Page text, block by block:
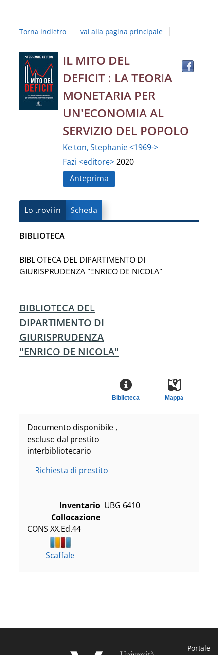
Campania
Vanvitelli"
Torna indietro vai alla pagina principale
Dettaglio
del
documento
IL MITO DEL
DEFICIT : LA TEORIA
MONETARIA PER
UN'ECONOMIA AL
SERVIZIO DEL POPOLO
Kelton, Stephanie <1969->
Fazi <editore>2020
Anteprima
Lo trovi in Scheda
BIBLIOTECA
BIBLIOTECA DEL DIPARTIMENTO DI
GIURISPRUDENZA "ENRICO DE NICOLA"
BIBLIOTECA DEL
DIPARTIMENTO DI
GIURISPRUDENZA
"ENRICO DE NICOLA"
Mappa
Biblioteca
Documento disponibile ,
escluso dal prestito
interbibliotecario
Richiesta di prestito
Inventario UBG 6410
Collocazione
CONS XX.Ed.44
Scaffale
Portale